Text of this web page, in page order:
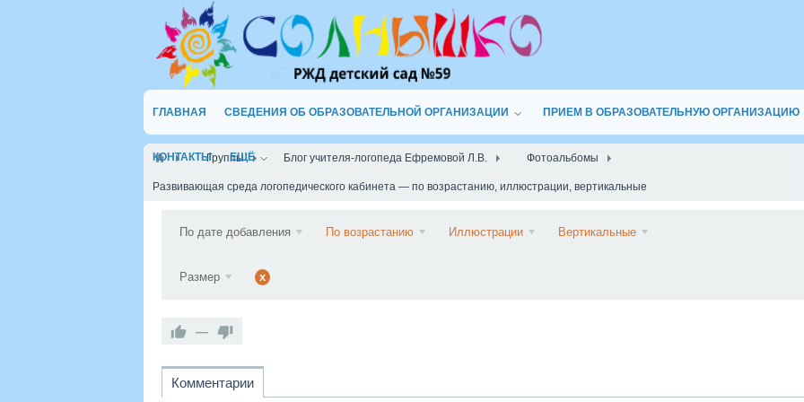
ГЛАВНАЯ СВЕДЕНИЯ ОБ ОБРАЗОВАТЕЛЬНОЙ ОРГАНИЗАЦИИ ПРИЕМ В ОБРАЗОВАТЕЛЬНУЮ ОРГАНИЗАЦИЮ
КОНТАКТЫ ЕЩЁ
Группы Блог учителя-логопеда Ефремовой Л.В. Фотоальбомы
Развивающая среда логопедического кабинета — по возрастанию, иллюстрации, вертикальные
По дате добавления По возрастанию Иллюстрации Вертикальные
Размер x
—
Комментарии